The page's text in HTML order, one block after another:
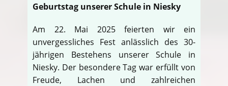
Geburtstag unserer Schule in Niesky
Am 22. Mai 2025 feierten wir ein
unvergessliches Fest anlässlich des 30-
jährigen Bestehens unserer Schule in
Niesky. Der besondere Tag war erfüllt von
Freude, Lachen und zahlreichen